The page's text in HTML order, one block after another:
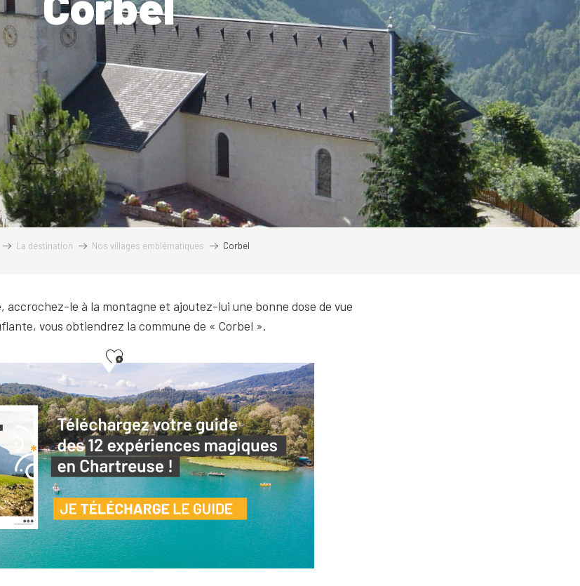
La destination Nos villages emblématiques Corbel
accrochez-le à la montagne et ajoutez-lui une bonne dose de vue
vous obtiendrez la commune de « Corbel ».
Ajouter aux favoris